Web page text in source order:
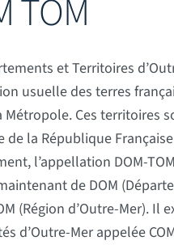
TOM
et Territoires
usuelle des terres
Métropole. Ces territoires
de la République
l’appellation DOM-
de DOM
(Région d’Outre-Mer). Il
d’Outre-Mer appelée